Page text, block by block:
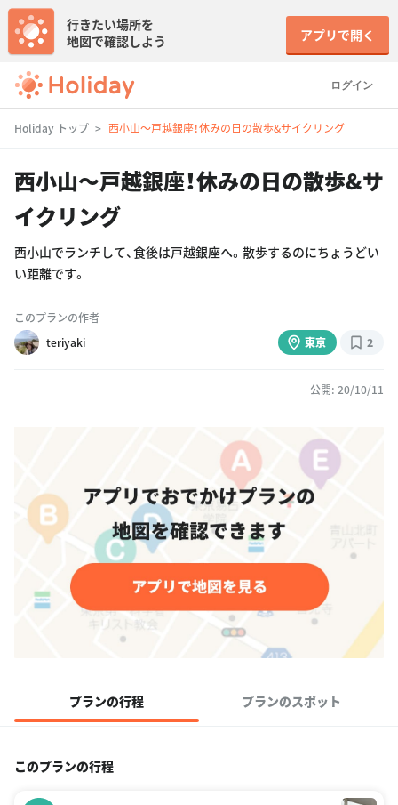
ログイン
行きたい場所を
地図で確認しよう
アプリで開く
Holiday トップ 西小山〜戸越銀座！休みの日の散歩&サイクリング
西小山〜戸越銀座！休みの日の散歩&サ
イクリング
西小山でランチして、食後は戸越銀座へ。散歩するのにちょうどい
い距離です。
このプランの作者
teriyaki
東京 2
公開: 20/10/11
プランの行程 プランのスポット
このプランの行程